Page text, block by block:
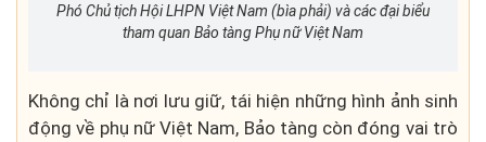
Phó Chủ tịch Hội LHPN Việt Nam (bìa phải) và các đại biểu
tham quan Bảo tàng Phụ nữ Việt Nam
Không chỉ là nơi lưu giữ, tái hiện những hình ảnh sinh
động về phụ nữ Việt Nam, Bảo tàng còn đóng vai trò